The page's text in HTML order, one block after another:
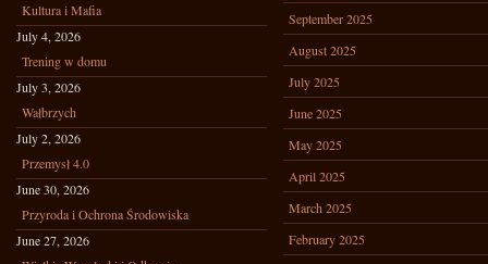
Kultura i Mafia
July 4, 2026
Trening w domu
July 3, 2026
Wałbrzych
July 2, 2026
Przemysł 4.0
June 30, 2026
Przyroda i Ochrona Środowiska
June 27, 2026
September 2025
August 2025
July 2025
June 2025
May 2025
April 2025
March 2025
February 2025